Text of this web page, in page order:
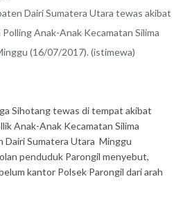
Dairi Sumatera Utara tewas akibat
Anak-Anak Kecamatan Silima
(16/07/2017). (istimewa)
Sihotang tewas di tempat akibat
Anak-Anak Kecamatan Silima
Dairi Sumatera Utara Minggu
penduduk Parongil menyebut,
kantor Polsek Parongil dari arah